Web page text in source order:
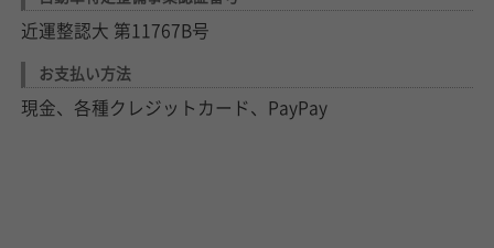
近運整認大 第11767B号
お支払い方法
現金、各種クレジットカード、PayPay